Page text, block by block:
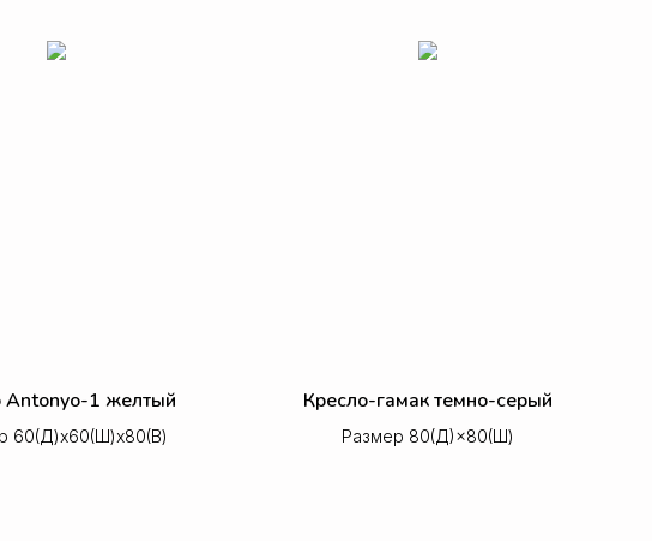
Antonyo-1 желтый
60(Д)х60(Ш)х80(В)
Кресло-гамак темно-серый
Размер 80(Д)×80(Ш)